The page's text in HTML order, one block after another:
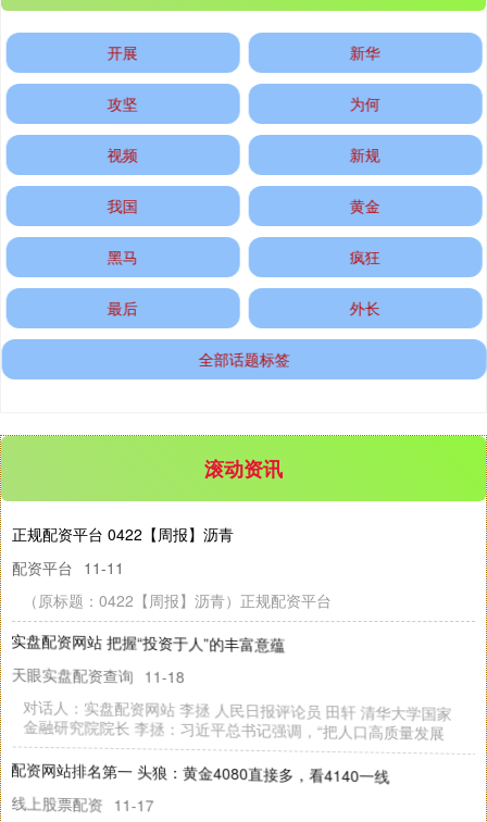
创业板指 -0.55%
基金指数 7229.80 -1.63 -0.02%
国债指数
期指IC0 7730.00 -1.00 -0.01%
开展 新华
攻坚 为何
视频 新规
我国 黄金
黑马 疯狂
最后 外长
全部话题标签
滚动资讯
正规配资平台 0422【周报】沥青
配资平台 11-11
（原标题：0422【周报】沥青）正规配资平台
实盘配资网站 把握“投资于人”的丰富意蕴
天眼实盘配资查询 11-18
对话人：实盘配资网站 李拯 人民日报评论员 田轩 清华大学国家
金融研究院院长 李拯：习近平总书记强调，“把人口高质量发展
配资网站排名第一 头狼：黄金4080直接多，看4140一线
线上股票配资 11-17